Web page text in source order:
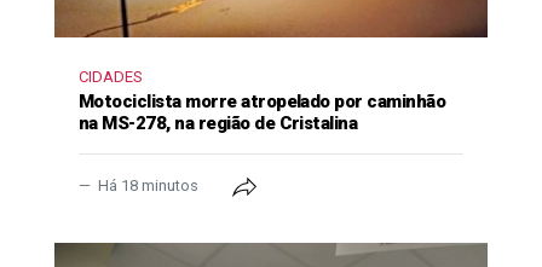
CIDADES
Motociclista morre atropelado por caminhão
na MS-278, na região de Cristalina
Há 18 minutos